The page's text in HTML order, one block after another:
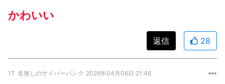
かわいい
返信 28
17. 名無しのサイバーパンク 2026年04月06日 21:46